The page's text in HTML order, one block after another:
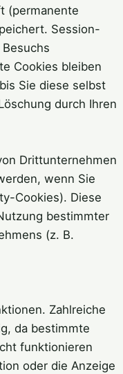
(permanente
Session-
Cookies bleiben
Sie diese selbst
durch Ihren
Drittunternehmen
wenn Sie
Cookies). Diese
bestimmter
(z. B.
Zahlreiche
da bestimmte
funktionieren
oder die Anzeige